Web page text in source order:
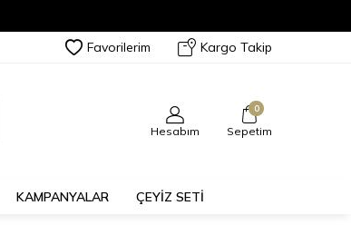
Favorilerim Kargo Takip
Hesabım
0
Sepetim
KAMPANYALAR ÇEYİZ SETİ